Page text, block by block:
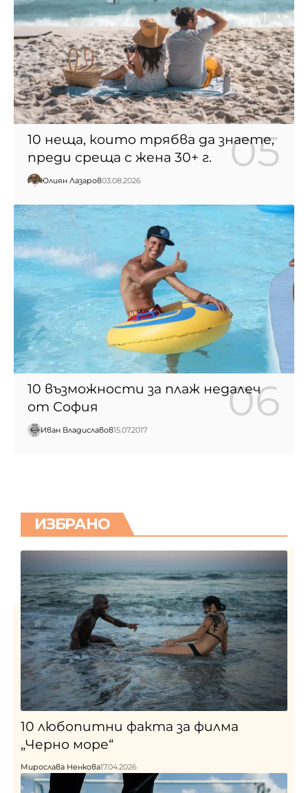
10 неща, които трябва да знаете,
преди среща с жена 30+ г.
Юлиян Лазаров03.08.2026
10 възможности за плаж недалеч
от София
Иван Владиславов15.07.2017
ИЗБРАНО
10 любопитни факта за филма
„Черно море“
Мирослава Ненкова17.04.2026